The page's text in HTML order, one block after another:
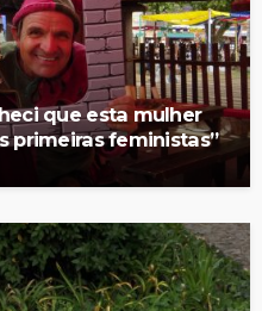
que esta mulher
primeiras feministas”